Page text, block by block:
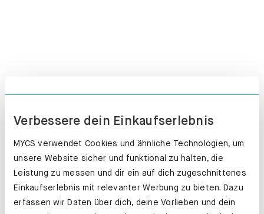
Verbessere dein Einkaufserlebnis
MYCS verwendet Cookies und ähnliche Technologien, um
unsere Website sicher und funktional zu halten, die
Leistung zu messen und dir ein auf dich zugeschnittenes
Einkaufserlebnis mit relevanter Werbung zu bieten. Dazu
erfassen wir Daten über dich, deine Vorlieben und dein
Schubladenkästen. Stabil mit Stil.